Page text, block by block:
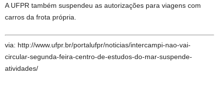
A UFPR também suspendeu as autorizações para viagens com
carros da frota própria.
via: http://www.ufpr.br/portalufpr/noticias/intercampi-nao-vai-
circular-segunda-feira-centro-de-estudos-do-mar-suspende-
atividades/